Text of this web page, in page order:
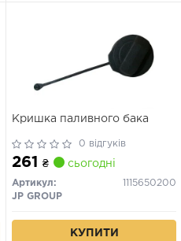
Кришка паливного бака
0 відгуків
261 ₴ сьогодні
Артикул:
1115650200
JP GROUP
КУПИТИ